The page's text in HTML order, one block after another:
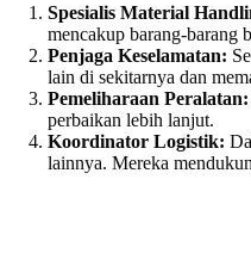
Spesialis Material
mencakup barang-barang
Penjaga Keselamatan:
lain di sekitarnya dan
Pemeliharaan Peralatan:
perbaikan lebih lanjut.
Koordinator Logistik:
lainnya. Mereka